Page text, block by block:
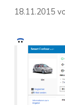
18.11.2015